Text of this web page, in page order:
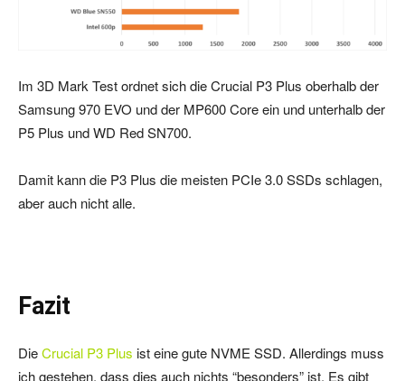
Im 3D Mark Test ordnet sich die Crucial P3 Plus oberhalb der
Samsung 970 EVO und der MP600 Core ein und unterhalb der
P5 Plus und WD Red SN700.
Damit kann die P3 Plus die meisten PCIe 3.0 SSDs schlagen,
aber auch nicht alle.
Fazit
DieCrucial P3 Plus ist eine gute NVME SSD. Allerdings muss
ich gestehen, dass dies auch nichts “besonders” ist. Es gibt